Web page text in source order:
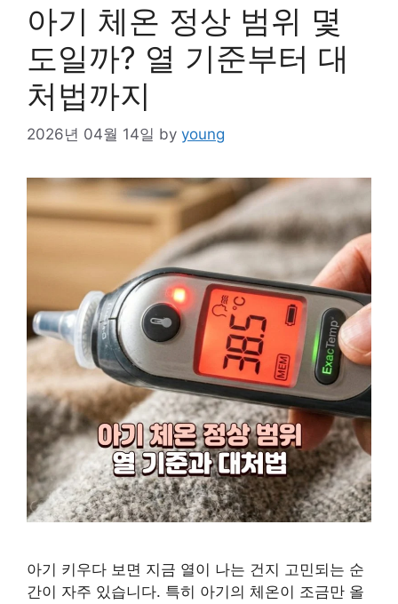
아기 체온 정상 범위 몇
도일까? 열 기준부터 대
처법까지
2026년 04월 14일 by young
아기 키우다 보면 지금 열이 나는 건지 고민되는 순
간이 자주 있습니다. 특히 아기의 체온이 조금만 올